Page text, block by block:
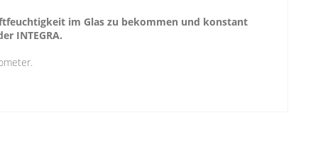
im Glas zu bekommen und konstant
INTEGRA.